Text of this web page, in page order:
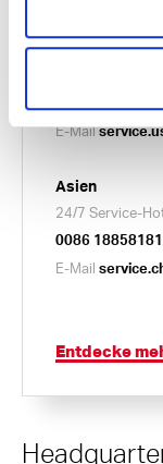
Sie können Ihre
auf den
E-Mail
Asien
24/7 Service-
0086
E-Mail
Entdecke